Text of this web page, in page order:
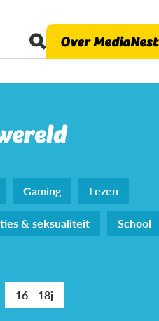
Over MediaNest
Gaming
Lezen
& seksualiteit
School
16 - 18j